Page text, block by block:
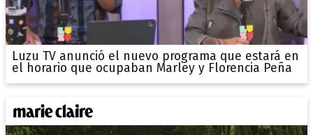
Luzu TV anunció el nuevo programa que estará en
el horario que ocupaban Marley y Florencia Peña